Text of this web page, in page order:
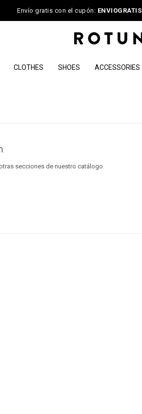
Envío gratis con el cupón: ENVIOGRATIS
CLOTHES SHOES ACCESSORIES
secciones de nuestro catálogo.